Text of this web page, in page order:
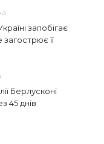
запобігає
її
Берлусконі
45 днів